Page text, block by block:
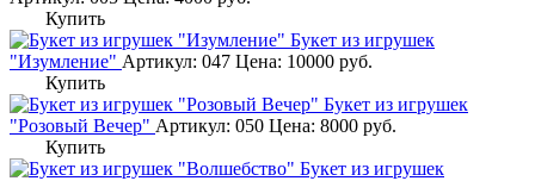
Купить
Букет из игрушек
"Изумление" Артикул: 047 Цена: 10000 руб.
Купить
Букет из игрушек
"Розовый Вечер" Артикул: 050 Цена: 8000 руб.
Купить
Букет из игрушек